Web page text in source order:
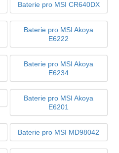
Baterie pro MSI CR640DX
Baterie pro MSI Akoya
E6222
Baterie pro MSI Akoya
E6234
Baterie pro MSI Akoya
E6201
Baterie pro MSI MD98042